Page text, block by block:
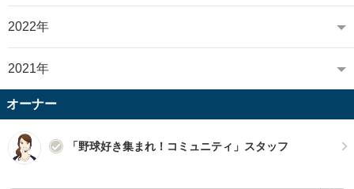
2022年
2021年
オーナー
「野球好き集まれ！コミュニティ」スタッフ